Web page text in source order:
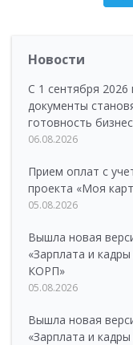
Новости
С 1 сентября 2026
документы
готовность
06.08.2026
Прием оплат с
проекта «Моя
05.08.2026
Вышла новая
«Зарплата и
КОРП»
05.08.2026
Вышла новая
«Зарплата и